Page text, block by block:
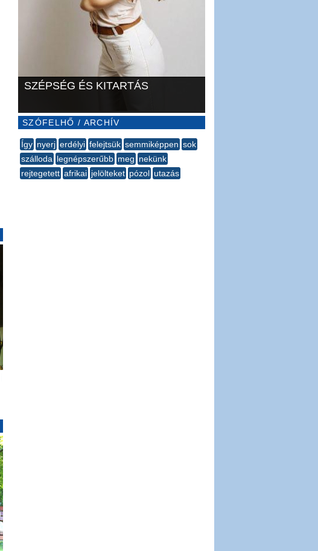
SZÉPSÉG ÉS KITARTÁS
SZÓFELHŐ / ARCHÍV
Így nyerj erdélyi felejtsük semmiképpen sok
szálloda legnépszerűbb meg nekünk
rejtegetett afrikai jelölteket pózol utazás